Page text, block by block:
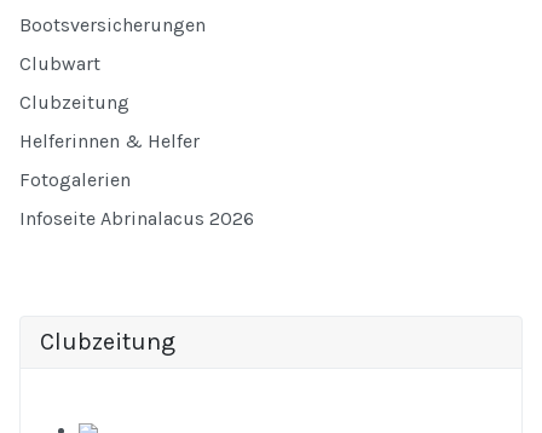
Bootsversicherungen
Clubwart
Clubzeitung
Helferinnen & Helfer
Fotogalerien
Infoseite Abrinalacus 2026
Clubzeitung